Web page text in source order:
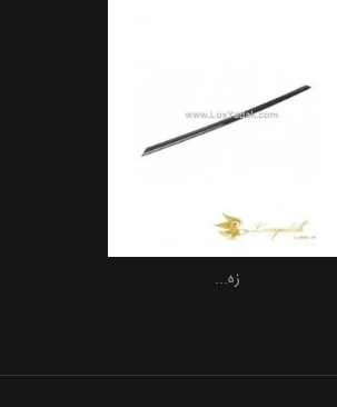
افزودن به سبد خرید
زه...